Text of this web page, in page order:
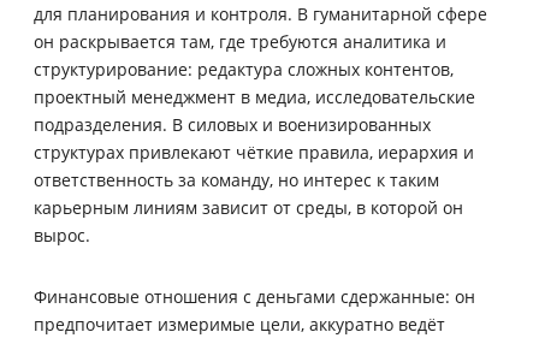
для планирования и контроля. В гуманитарной сфере
он раскрывается там, где требуются аналитика и
структурирование: редактура сложных контентов,
проектный менеджмент в медиа, исследовательские
подразделения. В силовых и военизированных
структурах привлекают чёткие правила, иерархия и
ответственность за команду, но интерес к таким
карьерным линиям зависит от среды, в которой он
вырос.
Финансовые отношения с деньгами сдержанные: он
предпочитает измеримые цели, аккуратно ведёт